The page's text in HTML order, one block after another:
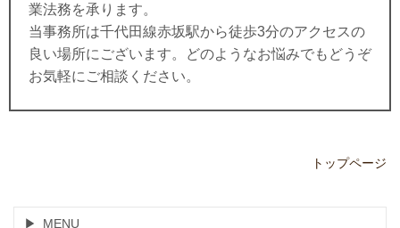
業法務を承ります。
当事務所は千代田線赤坂駅から徒歩3分のアクセスの
良い場所にございます。
どのようなお悩みでもどうぞ
お気軽にご相談ください。
トップページ
MENU